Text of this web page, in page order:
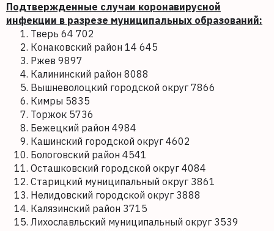
Подтвержденные случаи коронавирусной
инфекции в разрезе муниципальных образований:
Тверь 64 702
Конаковский район 14 645
Ржев 9897
Калининский район 8088
Вышневолоцкий городской округ 7866
Кимры 5835
Торжок 5736
Бежецкий район 4984
Кашинский городской округ 4602
Бологовский район 4541
Осташковский городской округ 4084
Старицкий муниципальный округ 3861
Нелидовский городской округ 3888
Калязинский район 3715
Лихославльский муниципальный округ 3539